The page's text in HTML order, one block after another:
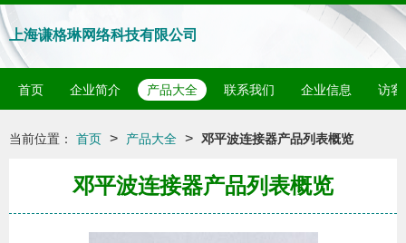
上海谦格琳网络科技有限公司
首页 企业简介 产品大全 联系我们 企业信息 访客
当前位置： 首页 > 产品大全 > 邓平波连接器产品列表概览
邓平波连接器产品列表概览